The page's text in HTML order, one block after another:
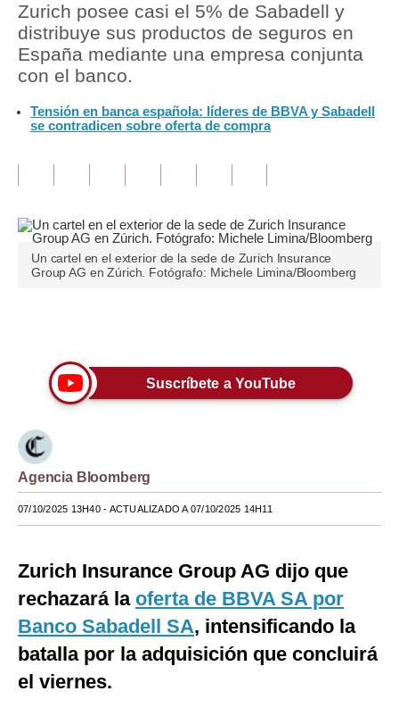
Política
Tu Dinero
Finanzas Personales
Editorial
Pregunta de hoy
Lujo
Moda
Estilos
EEUU
México
España
Internacional
Zurich posee casi el 5% de Sabadell y
distribuye sus productos de seguros en
España mediante una empresa conjunta
con el banco.
Tensión en banca española: líderes de BBVA y Sabadell
se contradicen sobre oferta de compra
Un cartel en el exterior de la sede de Zurich Insurance
Group AG en Zúrich. Fotógrafo: Michele Limina/Bloomberg
Suscríbete a YouTube
Agencia Bloomberg
07/10/2025 13H40- ACTUALIZADO A 07/10/2025 14H11
Zurich Insurance Group AG dijo que
rechazará la oferta de BBVA SA por
Banco Sabadell SA, intensificando la
batalla por la adquisición que concluirá
el viernes.